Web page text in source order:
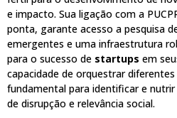
e impacto. Sua ligação com a
ponta, garante acesso a pesquisa
emergentes e uma infraestrutura
para o sucesso de startups em
capacidade de orquestrar
fundamental para identificar e
de disrupção e relevância social.